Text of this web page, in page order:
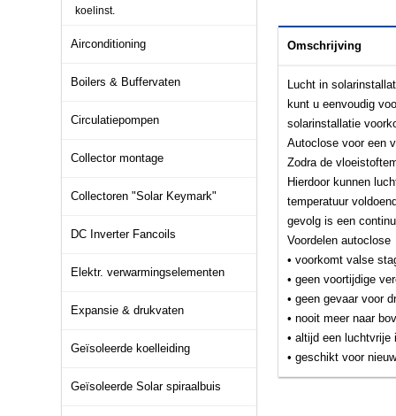
koelinst.
Airconditioning
Boilers & Buffervaten
Circulatiepompen
Collector montage
Collectoren "Solar Keymark"
DC Inverter Fancoils
Elektr. verwarmingselementen
Expansie & drukvaten
Geïsoleerde koelleiding
Geïsoleerde Solar spiraalbuis
Omschrijving
Lucht in
kunt u eenvoudig
solarinstallatie
Autoclose voor een
Zodra de
Hierdoor kunnen
temperatuur
gevolg is een
Voordelen autoclose
• voorkomt valse
• geen voortijdige
• geen gevaar voor
• nooit meer naar
• altijd een luchtvrije
• geschikt voor